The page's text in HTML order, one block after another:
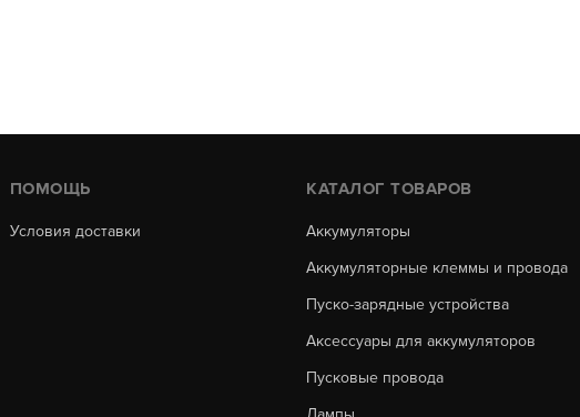
ПОМОЩЬ
Условия доставки
КАТАЛОГ ТОВАРОВ
Аккумуляторы
Аккумуляторные клеммы и провода
Пуско-зарядные устройства
Аксессуары для аккумуляторов
Пусковые провода